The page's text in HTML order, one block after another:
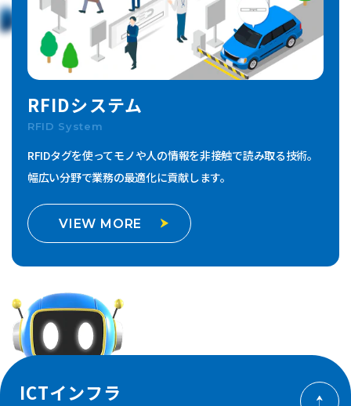
RFIDシステム
RFID System
RFIDタグを使ってモノや人の情報を非接触で読み取る技術。
幅広い分野で業務の最適化に貢献します。
VIEW MORE
ICTインフラ